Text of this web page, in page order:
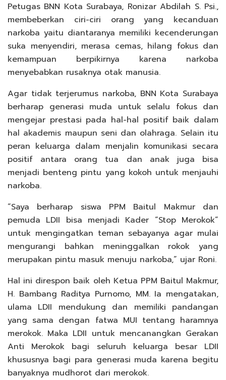
Petugas BNN Kota Surabaya, Ronizar Abdilah S. Psi.,
membeberkan ciri-ciri orang yang kecanduan
narkoba yaitu diantaranya memiliki kecenderungan
suka menyendiri, merasa cemas, hilang fokus dan
kemampuan berpikirnya karena narkoba
menyebabkan rusaknya otak manusia.
Agar tidak terjerumus narkoba, BNN Kota Surabaya
berharap generasi muda untuk selalu fokus dan
mengejar prestasi pada hal-hal positif baik dalam
hal akademis maupun seni dan olahraga. Selain itu
peran keluarga dalam menjalin komunikasi secara
positif antara orang tua dan anak juga bisa
menjadi benteng pintu yang kokoh untuk menjauhi
narkoba.
“Saya berharap siswa PPM Baitul Makmur dan
pemuda LDII bisa menjadi Kader “Stop Merokok”
untuk mengingatkan teman sebayanya agar mulai
mengurangi bahkan meninggalkan rokok yang
merupakan pintu masuk menuju narkoba,” ujar Roni.
Hal ini direspon baik oleh Ketua PPM Baitul Makmur,
H. Bambang Raditya Purnomo, MM. Ia mengatakan,
ulama LDII mendukung dan memiliki pandangan
yang sama dengan fatwa MUI tentang haramnya
merokok. Maka LDII untuk mencanangkan Gerakan
Anti Merokok bagi seluruh keluarga besar LDII
khususnya bagi para generasi muda karena begitu
banyaknya mudhorot dari merokok.